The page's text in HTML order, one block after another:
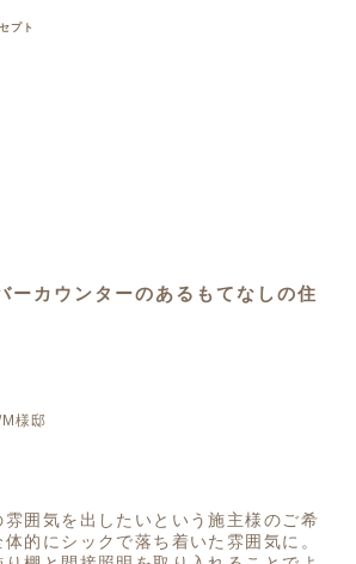
プト
ーカウンターのあるもてなしの住
様邸
囲気を出したいという施主様のご希
的にシックで落ち着いた雰囲気に。